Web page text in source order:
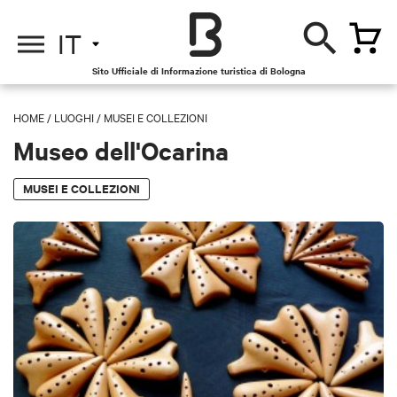
IT
Sito Ufficiale di Informazione turistica di Bologna
HOME / LUOGHI / MUSEI E COLLEZIONI
Museo dell'Ocarina
MUSEI E COLLEZIONI